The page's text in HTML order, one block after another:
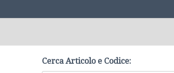
Cerca Articolo e Codice: